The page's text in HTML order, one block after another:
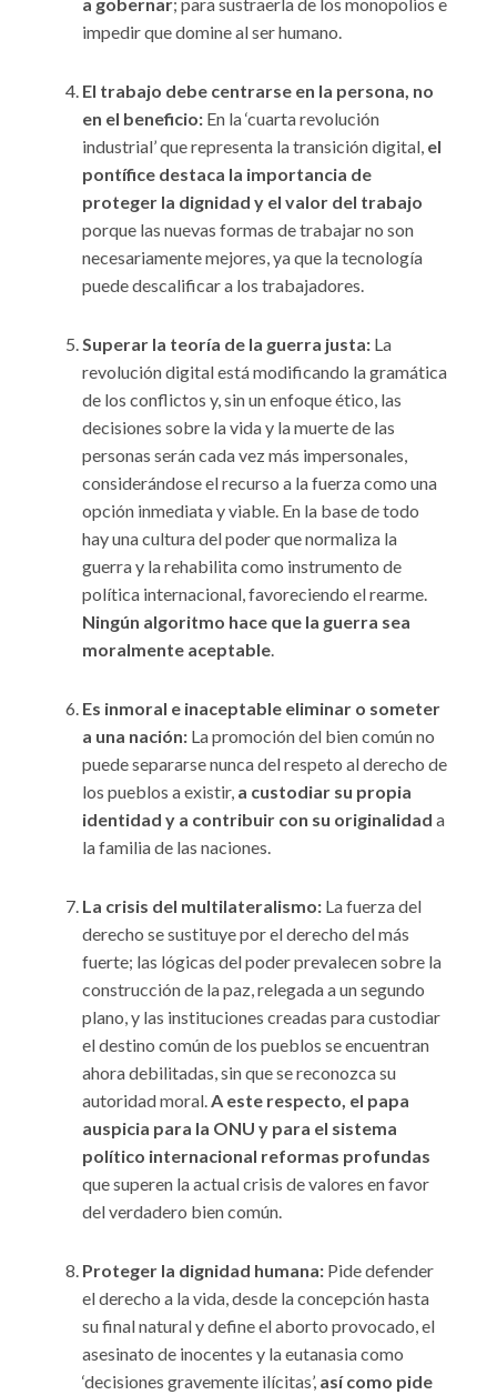
a gobernar; para sustraerla de los monopolios e
impedir que domine al ser humano.
El trabajo debe centrarse en la persona, no
en el beneficio:En la ‘cuarta revolución
industrial’ que representa la transición digital, el
pontífice destaca la importancia de
proteger la dignidad y el valor del trabajo
porque las nuevas formas de trabajar no son
necesariamente mejores, ya que la tecnología
puede descalificar a los trabajadores.
Superar la teoría de la guerra justa:La
revolución digital está modificando la gramática
de los conflictos y, sin un enfoque ético, las
decisiones sobre la vida y la muerte de las
personas serán cada vez más impersonales,
considerándose el recurso a la fuerza como una
opción inmediata y viable. En la base de todo
hay una cultura del poder que normaliza la
guerra y la rehabilita como instrumento de
política internacional, favoreciendo el rearme.
Ningún algoritmo hace que la guerra sea
moralmente aceptable.
Es inmoral e inaceptable eliminar o someter
a una nación:La promoción del bien común no
puede separarse nunca del respeto al derecho de
los pueblos a existir, a custodiar su propia
identidad y a contribuir con su originalidad a
la familia de las naciones.
La crisis del multilateralismo:La fuerza del
derecho se sustituye por el derecho del más
fuerte; las lógicas del poder prevalecen sobre la
construcción de la paz, relegada a un segundo
plano, y las instituciones creadas para custodiar
el destino común de los pueblos se encuentran
ahora debilitadas, sin que se reconozca su
autoridad moral.A este respecto, el papa
auspicia para la ONU y para el sistema
político internacional reformas profundas
que superen la actual crisis de valores en favor
del verdadero bien común.
Proteger la dignidad humana:Pide defender
el derecho a la vida, desde la concepción hasta
su final natural y define el aborto provocado, el
asesinato de inocentes y la eutanasia como
‘decisiones gravemente ilícitas’, así como pide